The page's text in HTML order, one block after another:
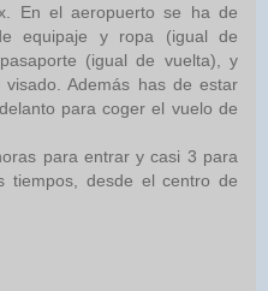
En el aeropuerto se ha de
equipaje y ropa (igual de
(igual de vuelta), y
Además has de estar
para coger el vuelo de
para entrar y casi 3 para
tiempos, desde el centro de